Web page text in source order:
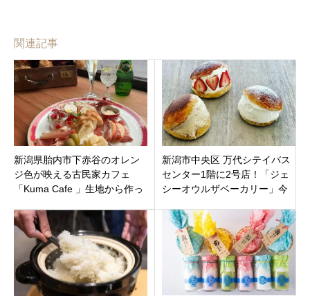
関連記事
新潟県胎内市下赤谷のオレン
ジ色が映える古民家カフェ
「Kuma Cafe 」生地から作っ
イーツ
新潟市中央区 万代シテイバス
センター1階に2号店！「ジェ
シーオウルザベーカリー」今